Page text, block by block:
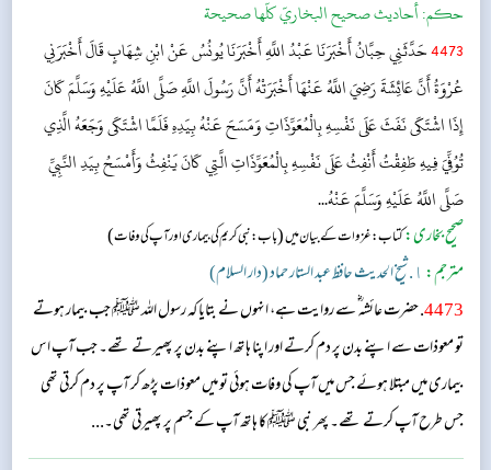
حکم:أحاديث صحيح البخاريّ كلّها صحيحة
4473حَدَّثَنِي حِبَّانُ أَخْبَرَنَا عَبْدُ اللَّهِ أَخْبَرَنَا يُونُسُ عَنْ ابْنِ شِهَابٍ قَالَ أَخْبَرَنِي
عُرْوَةُ أَنَّ عَائِشَةَ رَضِيَ اللَّهُ عَنْهَا أَخْبَرَتْهُ أَنَّ رَسُولَ اللَّهِ صَلَّى اللَّهُ عَلَيْهِ وَسَلَّمَ كَانَ
إِذَا اشْتَكَى نَفَثَ عَلَى نَفْسِهِ بِالْمُعَوِّذَاتِ وَمَسَحَ عَنْهُ بِيَدِهِ فَلَمَّا اشْتَكَى وَجَعَهُ الَّذِي
تُوُفِّيَ فِيهِ طَفِقْتُ أَنْفِثُ عَلَى نَفْسِهِ بِالْمُعَوِّذَاتِ الَّتِي كَانَ يَنْفِثُ وَأَمْسَحُ بِيَدِ النَّبِيِّ
صَلَّى اللَّهُ عَلَيْهِ وَسَلَّمَ عَنْهُ...
صحیح بخاری:کتاب: غزوات کے بیان میں(باب: نبی کریم کی بیماری اور آپ کی وفات)
مترجم: ١. شیخ الحدیث حافظ عبد الستار حماد (دار السلام)
4473. حضرت عائشہ‬ ؓ س‬ے روایت ہے، انہوں نے بتایا کہ رسول اللہ ﷺ جب بیمار ہوتے
تو معوذات سے اپنے بدن پر دم کرتے اور اپنا ہاتھ اپنے بدن پر پھیرتے تھے۔ جب آپ اس
بیماری میں مبتلا ہوئے جس میں آپ کی وفات ہوئی تو میں معوذات پڑھ کر آپ پر دم کرتی تھی
جس طرح آپ کرتے تھے۔ پھر نبی ﷺ کا ہاتھ آپ کے جسم پر پھیرتی تھی۔...